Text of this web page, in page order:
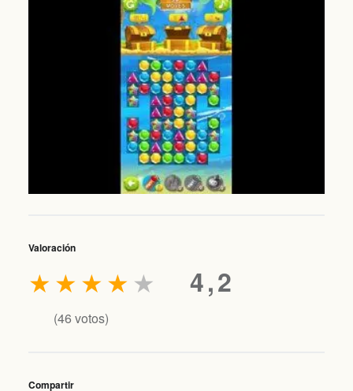
Valoración
4,2
★
★
★
★
★
(46 votos)
Compartir